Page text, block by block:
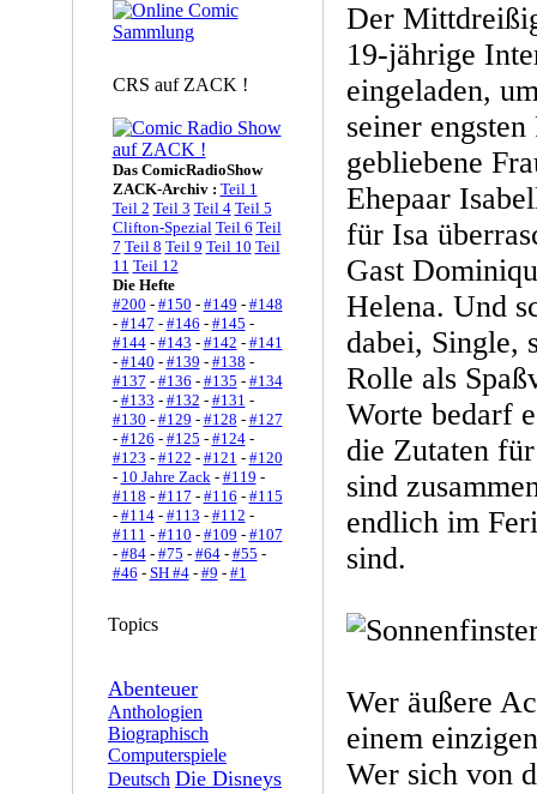
CRS auf ZACK !
Das ComicRadioShow
ZACK-Archiv : Teil 1
Teil 2 Teil 3 Teil 4 Teil 5
Clifton-Spezial Teil 6 Teil
7 Teil 8 Teil 9 Teil 10 Teil
11 Teil 12
Die Hefte
#200 - #150 - #149 - #148
- #147 - #146 - #145 -
#144- #143 - #142 - #141
- #140 - #139 - #138 -
#137 - #136 - #135 - #134
- #133 - #132 - #131 -
#130 - #129 - #128 - #127
- #126 - #125 - #124-
#123 - #122 - #121 - #120
- 10 Jahre Zack- #119 -
#118 - #117 - #116 - #115
- #114- #113 - #112 -
#111 - #110 - #109 - #107
- #84- #75 - #64- #55 -
#46 - SH #4- #9 - #1
Topics
Abenteuer
Anthologien
Biographisch
Computerspiele
Deutsch Die Disneys
Der
19-jährige
eingeladen,
seiner
gebliebene
Ehepaar
für Isa
Gast
Helena. Und
dabei, Single,
Rolle als
Worte bedarf
die Zutaten
sind
endlich im
sind.
Wer äußere
einem
Wer sich von